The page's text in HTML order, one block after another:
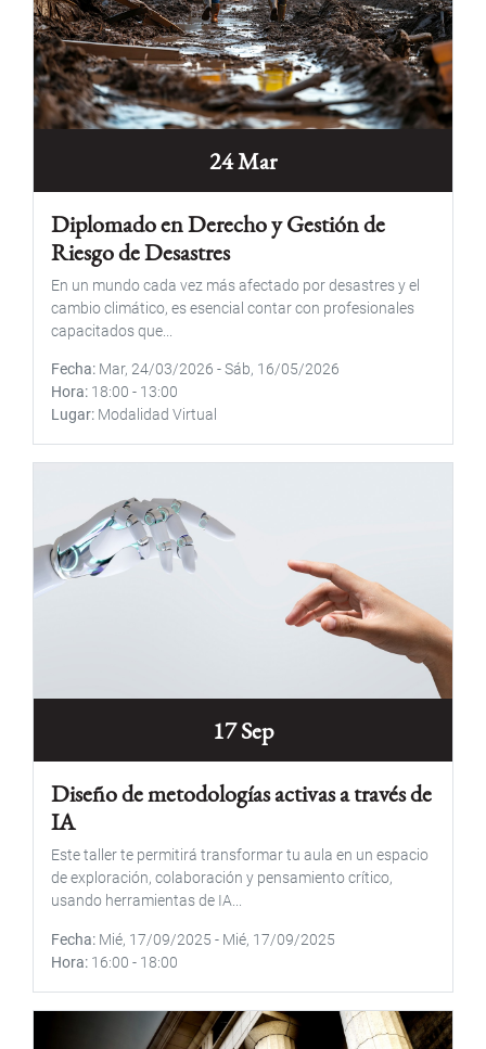
24 Mar
Diplomado en Derecho y Gestión de
Riesgo de Desastres
En un mundo cada vez más afectado por desastres y el
cambio climático, es esencial contar con profesionales
capacitados que...
Fecha Mar, 24/03/2026 -Sáb, 16/05/2026
Hora 18:00 - 13:00
Lugar Modalidad Virtual
17 Sep
Diseño de metodologías activas a través de
IA
Este taller te permitirá transformar tu aula en un espacio
de exploración, colaboración y pensamiento crítico,
usando herramientas de IA...
Fecha Mié, 17/09/2025 - Mié, 17/09/2025
Hora 16:00 - 18:00